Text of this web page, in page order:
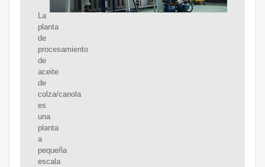
La
planta
de
procesamiento
de
aceite
de
colza/canola
es
una
planta
a
pequeña
escala